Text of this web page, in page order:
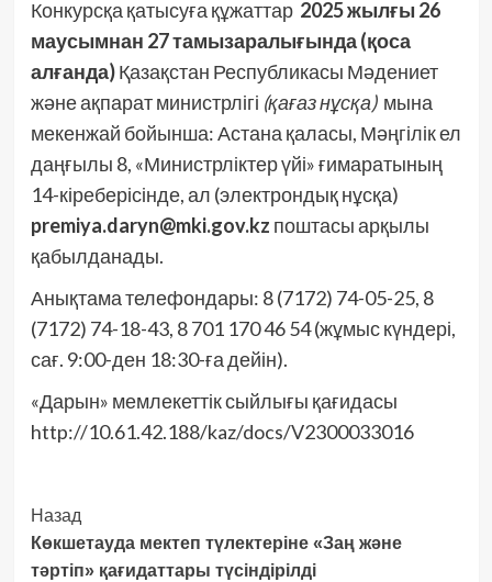
Конкурсқа қатысуға құжаттар 2025 жылғы 26
маусымнан 27 тамызаралығында (қоса
алғанда)Қазақстан Республикасы Мәдениет
және ақпарат министрлігі (қағаз нұсқа) мына
мекенжай бойынша: Астана қаласы, Мәңгілік ел
даңғылы 8, «Министрліктер үйі» ғимаратының
14-кіреберісінде, ал (электрондық нұсқа)
premiya.daryn@mki.gov.kz поштасы арқылы
қабылданады.
Анықтама телефондары: 8 (7172) 74-05-25, 8
(7172) 74-18-43, 8 701 170 46 54 (жұмыс күндері,
сағ. 9:00-ден 18:30-ға дейін).
«Дарын» мемлекеттік сыйлығы қағидасы
http://10.61.42.188/kaz/docs/V2300033016
Post
Navigation
Назад
Көкшетауда мектеп түлектеріне «Заң және
тәртіп» қағидаттары түсіндірілді